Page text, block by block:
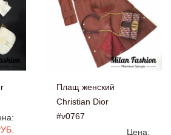
Плащ женский
Christian Dior
#v0767
Цена: